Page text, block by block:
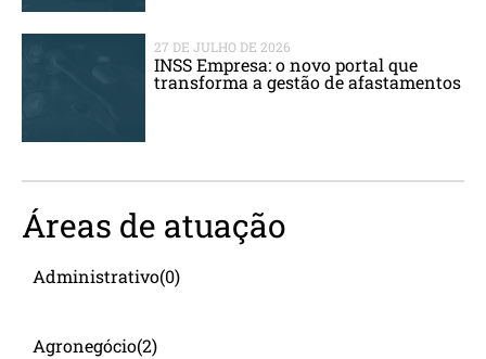
27 DE JULHO DE 2026
INSS Empresa: o novo portal que
transforma a gestão de afastamentos
Áreas de atuação
Administrativo(0)
Agronegócio(2)